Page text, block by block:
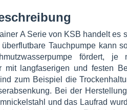
A Serie von KSB handelt
Tauchpumpe kann
fördert,
mit langfaserigen und festen
zum Beispiel die
Bei der
und das Laufrad